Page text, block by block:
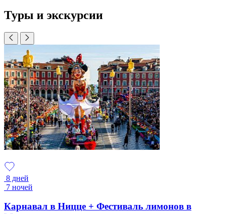
Туры и экскурсии
8 дней
7 ночей
Карнавал в Ницце + Фестиваль лимонов в